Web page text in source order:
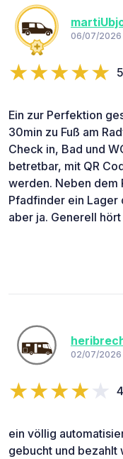
06/07/2026
Ein zur Perfektion
30min zu Fuß am
Check in, Bad und
betretbar, mit QR
werden. Neben dem
Pfadfinder ein Lager
aber ja. Generell
02/07/2026
ein völlig
gebucht und bezahlt